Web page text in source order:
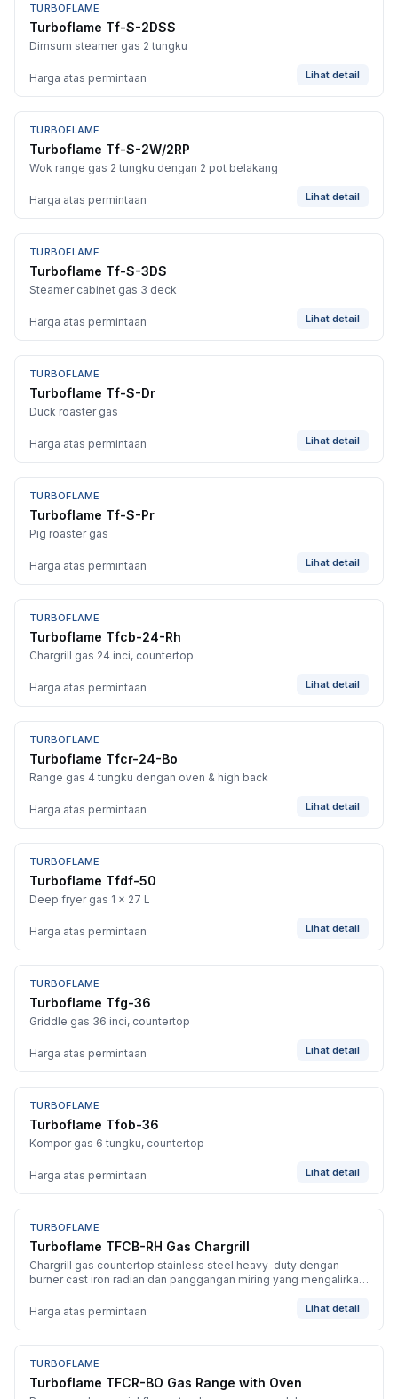
TURBOFLAME
Turboflame Tf-S-2DSS
Dimsum steamer gas 2 tungku
Harga atas permintaan Lihat detail
TURBOFLAME
Turboflame Tf-S-2W/2RP
Wok range gas 2 tungku dengan 2 pot belakang
Harga atas permintaan Lihat detail
TURBOFLAME
Turboflame Tf-S-3DS
Steamer cabinet gas 3 deck
Harga atas permintaan Lihat detail
TURBOFLAME
Turboflame Tf-S-Dr
Duck roaster gas
Harga atas permintaan Lihat detail
TURBOFLAME
Turboflame Tf-S-Pr
Pig roaster gas
Harga atas permintaan Lihat detail
TURBOFLAME
Turboflame Tfcb-24-Rh
Chargrill gas 24 inci, countertop
Harga atas permintaan Lihat detail
TURBOFLAME
Turboflame Tfcr-24-Bo
Range gas 4 tungku dengan oven & high back
Harga atas permintaan Lihat detail
TURBOFLAME
Turboflame Tfdf-50
Deep fryer gas 1 x 27 L
Harga atas permintaan Lihat detail
TURBOFLAME
Turboflame Tfg-36
Griddle gas 36 inci, countertop
Harga atas permintaan Lihat detail
TURBOFLAME
Turboflame Tfob-36
Kompor gas 6 tungku, countertop
Harga atas permintaan Lihat detail
BARU
TURBOFLAME
Turboflame TFCB-RH Gas Chargrill
Chargrill gas countertop stainless steel heavy-duty dengan
burner cast iron radian dan panggangan miring yang mengalirkan
Harga atas permintaan
Lihat detail
BARU
TURBOFLAME
Turboflame TFCR-BO Gas Range with Oven